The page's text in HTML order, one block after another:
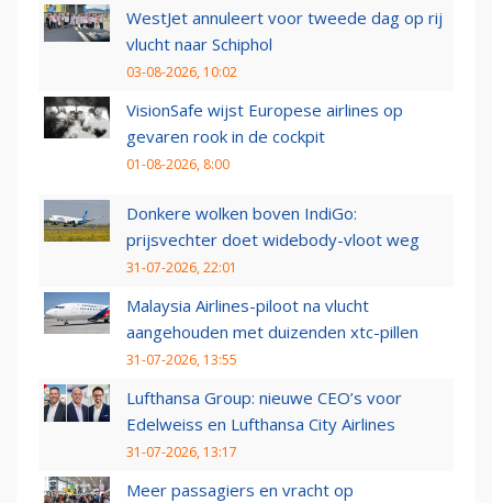
WestJet annuleert voor tweede dag op rij
vlucht naar Schiphol
03-08-2026, 10:02
VisionSafe wijst Europese airlines op
gevaren rook in de cockpit
01-08-2026, 8:00
Donkere wolken boven IndiGo:
prijsvechter doet widebody-vloot weg
31-07-2026, 22:01
Malaysia Airlines-piloot na vlucht
aangehouden met duizenden xtc-pillen
31-07-2026, 13:55
Lufthansa Group: nieuwe CEO’s voor
Edelweiss en Lufthansa City Airlines
31-07-2026, 13:17
Meer passagiers en vracht op